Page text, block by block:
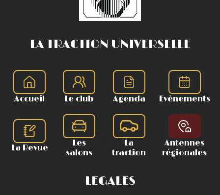
LA TRACTION UNIVERSELLE
Accueil Le club Agenda Evènements
La Revue
Les
salons
La
traction
Antennes
régionales
LEGALES